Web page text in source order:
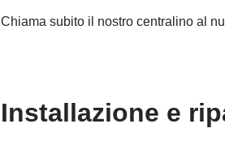
Chiama subito il nostro centralino al
Installazione e